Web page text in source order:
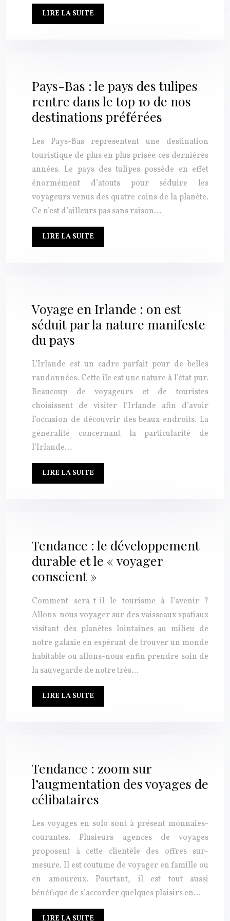
LIRE LA SUITE
Pays-Bas : le pays des tulipes
rentre dans le top 10 de nos
destinations préférées
Les Pays-Bas représentent une destination
touristique de plus en plus prisée ces dernières
années. Le pays des tulipes possède en effet
énormément d’atouts pour séduire les
voyageurs venus des quatre coins de la planète.
Ce n’est d’ailleurs pas sans raison…
LIRE LA SUITE
Voyage en Irlande : on est
séduit par la nature manifeste
du pays
L’Irlande est un cadre parfait pour de belles
randonnées. Cette île est une nature à l’état pur.
Beaucoup de voyageurs et de touristes
choisissent de visiter l’Irlande afin d’avoir
l’occasion de découvrir des beaux endroits. La
généralité concernant la particularité de
l’Irlande…
LIRE LA SUITE
Tendance : le développement
durable et le « voyager
conscient »
Comment sera-t-il le tourisme à l’avenir ?
Allons-nous voyager sur des vaisseaux spatiaux
visitant des planètes lointaines au milieu de
notre galaxie en espérant de trouver un monde
habitable ou allons-nous enfin prendre soin de
la sauvegarde de notre très…
LIRE LA SUITE
Tendance : zoom sur
l’augmentation des voyages de
célibataires
Les voyages en solo sont à présent monnaies-
courantes. Plusieurs agences de voyages
proposent à cette clientèle des offres sur-
mesure. Il est coutume de voyager en famille ou
en amoureux. Pourtant, il est tout aussi
bénéfique de s’accorder quelques plaisirs en…
LIRE LA SUITE